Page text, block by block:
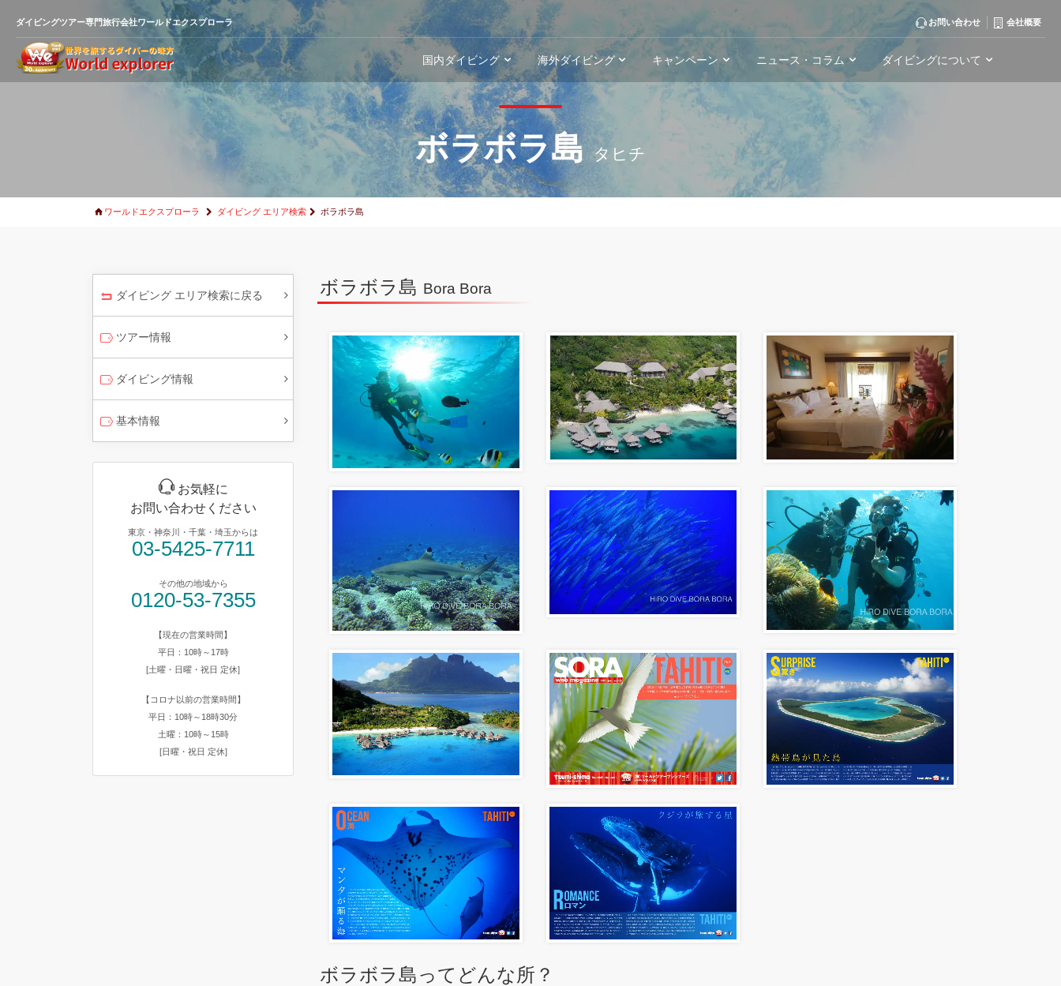
ボラボラ島タヒチ
ワールドエクスプローラ ダイビング エリア検索 ボラボラ島
ダイビング エリア検索に戻る
ツアー情報
ダイビング情報
基本情報
お気軽に
お問い合わせください
東京・神奈川・千葉・埼玉からは
03-5425-7711
その他の地域から
0120-53-7355
【現在の営業時間】
平日：10時～17時
[土曜・日曜・祝日 定休]
【コロナ以前の営業時間】
平日：10時～18時30分
土曜：10時～15時
[日曜・祝日 定休]
ボラボラ島 Bora Bora
ボラボラ島ってどんな所？
ダイビングツアー専門旅行会社ワールドエクスプローラ お問い合わせ 会社概要
国内ダイビング 海外ダイビング キャンペーン ニュース・コラム ダイビングについて